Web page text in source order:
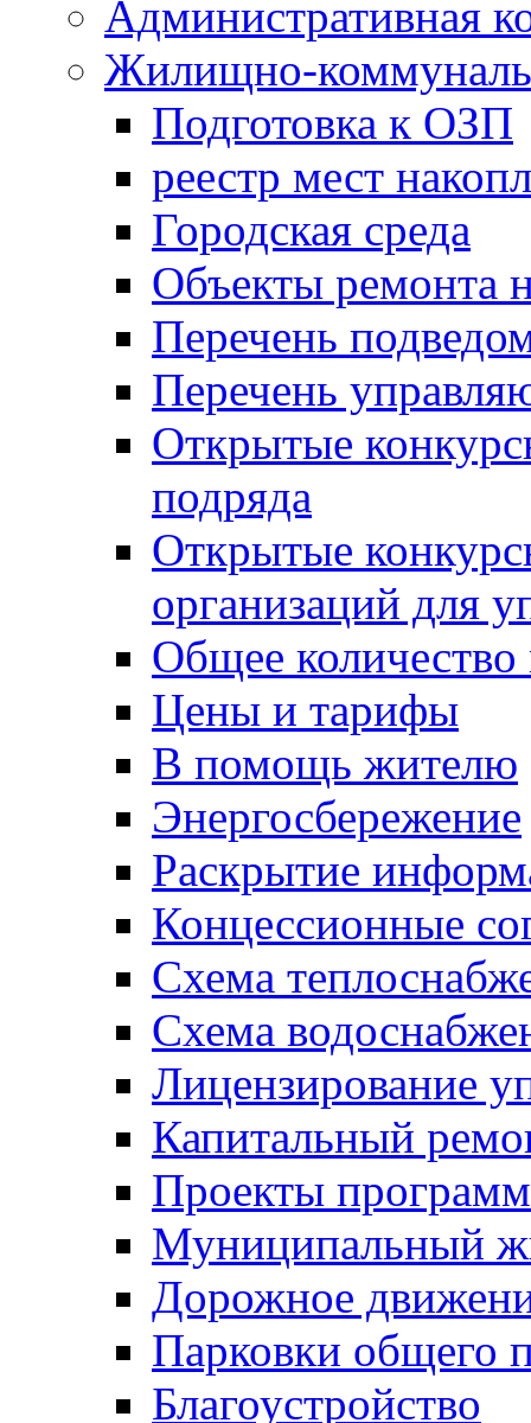
Административная
Жилищно-
Подготовка к ОЗП
реестр мест
Городская среда
Объекты ремонта
Перечень
Перечень
Открытые
подряда
Открытые
организаций для
Общее
Цены и тарифы
В помощь жителю
Энергосбережение
Раскрытие
Концессионные
Схема
Схема
Лицензирование
Капитальный
Проекты программ
Муниципальный
Дорожное
Парковки общего
Благоустройство